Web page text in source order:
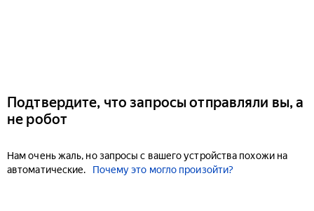
Подтвердите, что запросы отправляли вы, а
не робот
Нам очень жаль, но запросы с вашего устройства похожи на
автоматические.
Почему это могло произойти?